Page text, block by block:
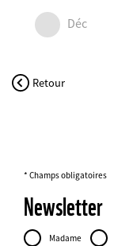
Déc
Retour
* Champs obligatoires
Newsletter
Personal
Data
Civilité
Madame